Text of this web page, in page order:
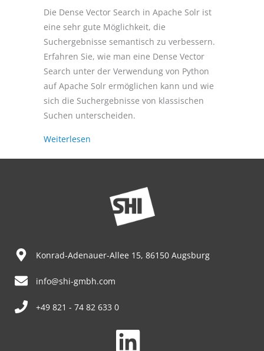
Die Dense Vector Search in Apache Solr ist
eine sehr gute Möglichkeit, die
Suchergebnisse semantisch zu verbessern.
Erfahren Sie, wie man eine Dense Vector
Search unter der Verwendung von Python
auf Apache Solr ermöglichen kann und wie
sich die Suchergebnisse von klassischen
Suchen unterscheiden.
Weiterlesen
Konrad-Adenauer-Allee 15, 86150 Augsburg
info@shi-gmbh.com
+49 821 - 74 82 633 0